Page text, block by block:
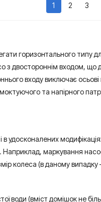
1 2 3
горизонтального
двостороннім входом, що
входу виключає
та напірного
удосконалених
Наприклад, маркування
колеса (в даному
води (вміст домішок не